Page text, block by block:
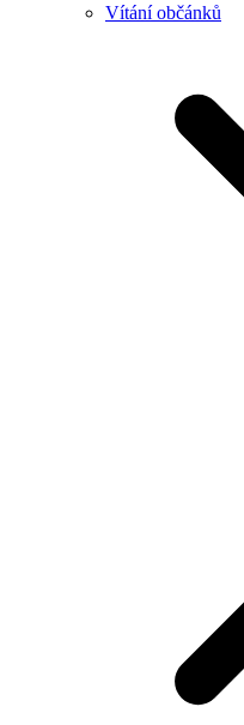
Vítání občánků